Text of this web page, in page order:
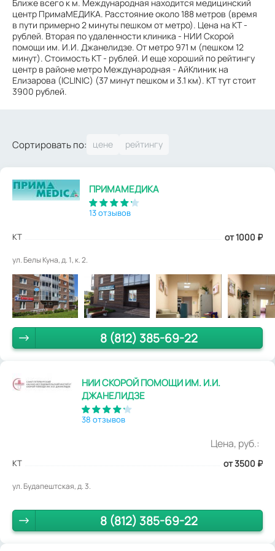
Ближе всего к м. Международная находится медицинский
центр ПримаМЕДИКА. Расстояние около 188 метров (время
в пути примерно 2 минуты пешком от метро). Цена на КТ -
рублей. Вторая по удаленности клиника - НИИ Скорой
помощи им. И.И. Джанелидзе. От метро 971 м (пешком 12
минут). Стоимость КТ - рублей. И еще хороший по рейтингу
центр в районе метро Международная - АйКлиник на
Елизарова (ICLINIC) (37 минут пешком и 3.1 км). КТ тут стоит
3900 рублей.
Сортировать по:
ПРИМАМЕДИКА
13 отзывов
КТ от 1000 ₽
ул. Белы Куна, д. 1, к. 2.
8 (812) 385-69-22
НИИ СКОРОЙ ПОМОЩИ ИМ. И.И.
ДЖАНЕЛИДЗЕ
38 отзывов
Цена, руб.:
КТ от 3500 ₽
ул. Будапештская, д. 3.
8 (812) 385-69-22